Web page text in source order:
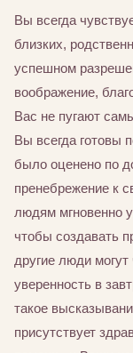
Вы всегда
близких,
успешном
воображение,
Вас не пугают
Вы всегда готовы
было оценено по
пренебрежение к
людям мгновенно
чтобы создавать
другие люди
уверенность в
такое
присутствует